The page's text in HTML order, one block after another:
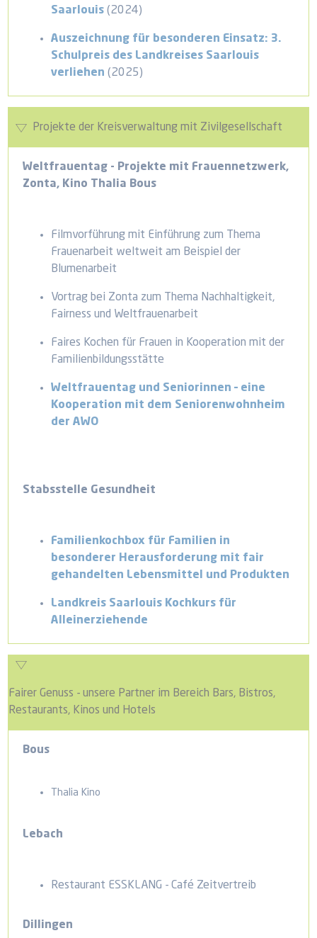
Saarlouis (2024)
Auszeichnung für besonderen Einsatz: 3.
Schulpreis des Landkreises Saarlouis
verliehen (2025)
Projekte der Kreisverwaltung mit Zivilgesellschaft
Weltfrauentag - Projekte mit Frauennetzwerk,
Zonta, Kino Thalia Bous
Filmvorführung mit Einführung zum Thema
Frauenarbeit weltweit am Beispiel der
Blumenarbeit
Vortrag bei Zonta zum Thema Nachhaltigkeit,
Fairness und Weltfrauenarbeit
Faires Kochen für Frauen in Kooperation mit der
Familienbildungsstätte
Weltfrauentag und Seniorinnen – eine
Kooperation mit dem Seniorenwohnheim
der AWO
Stabsstelle Gesundheit
Familienkochbox für Familien in
besonderer Herausforderung mit fair
gehandelten Lebensmittel und Produkten
Landkreis Saarlouis Kochkurs für
Alleinerziehende
Fairer Genuss - unsere Partner im Bereich Bars, Bistros,
Restaurants, Kinos und Hotels
Bous
Thalia Kino
Lebach
Restaurant ESSKLANG - Café Zeitvertreib
Dillingen